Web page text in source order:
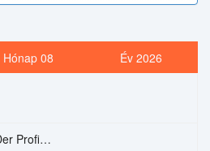
Hónap 08 Év 2026
Le-Professionnel (Der Profi) – Chi Mai